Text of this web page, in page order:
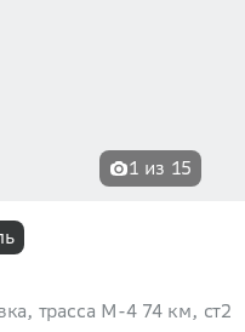
1 из 15
трасса М-4 74 км, ст2